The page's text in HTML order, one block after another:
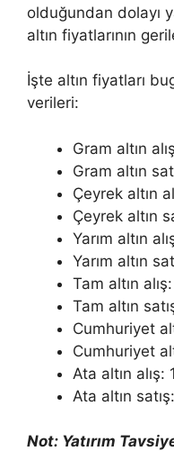
olduğundan dolayı
altın fiyatlarının
İşte altın fiyatları
verileri:
Gram altın
Gram altın
Çeyrek altın
Çeyrek altın
Yarım altın
Yarım altın
Tam altın
Tam altın
Cumhuriyet
Cumhuriyet
Ata altın alış:
Ata altın
Not: Yatırım